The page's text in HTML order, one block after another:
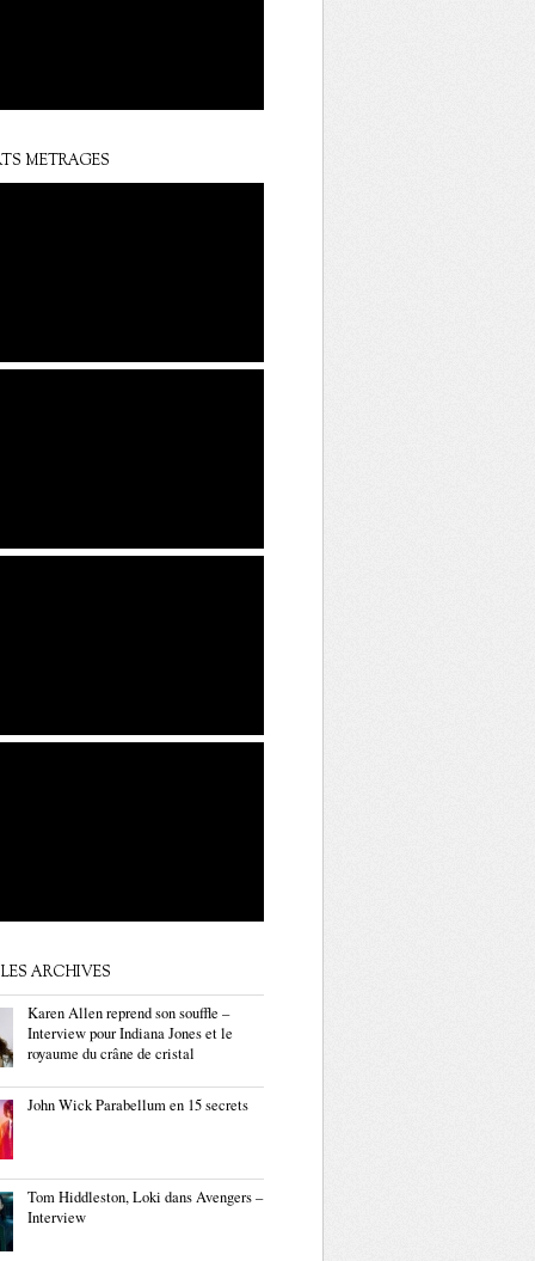
METRAGES
ARCHIVES
Karen Allen reprend son souffle –
Interview pour Indiana Jones et le
royaume du crâne de cristal
John Wick Parabellum en 15 secrets
Tom Hiddleston, Loki dans Avengers –
Interview